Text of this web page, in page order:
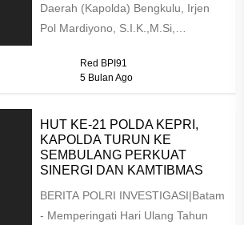
Daerah (Kapolda) Bengkulu, Irjen
Pol Mardiyono, S.I.K.,M.Si,
anak yatim dan dhuafa...
Red BPI91
5 Bulan Ago
HUT KE-21 POLDA KEPRI,
KAPOLDA TURUN KE
SEMBULANG PERKUAT
SINERGI DAN KAMTIBMAS
BERITA POLRI INVESTIGASI|Batam
- Memperingati Hari Ulang Tahun